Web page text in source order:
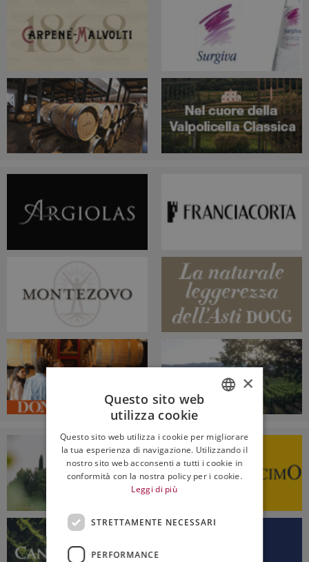
ENGLISH
×
Questo sito web
utilizza cookie
Questo sito web utilizza i cookie per migliorare
la tua esperienza di navigazione. Utilizzando il
nostro sito web acconsenti a tutti i cookie in
conformità con la nostra policy per i cookie.
Leggi di più
STRETTAMENTE NECESSARI
PERFORMANCE